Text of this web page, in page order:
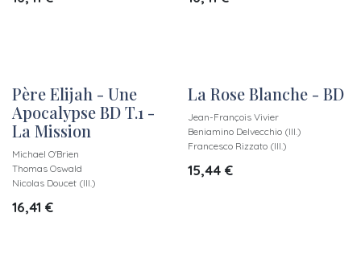
Père Elijah - Une
Apocalypse BD T.1 -
La Mission
Michael O'Brien
Thomas Oswald
Nicolas Doucet (Ill.)
16,41 €
La Rose Blanche - BD
Jean-François Vivier
Beniamino Delvecchio (Ill.)
Francesco Rizzato (Ill.)
15,44€